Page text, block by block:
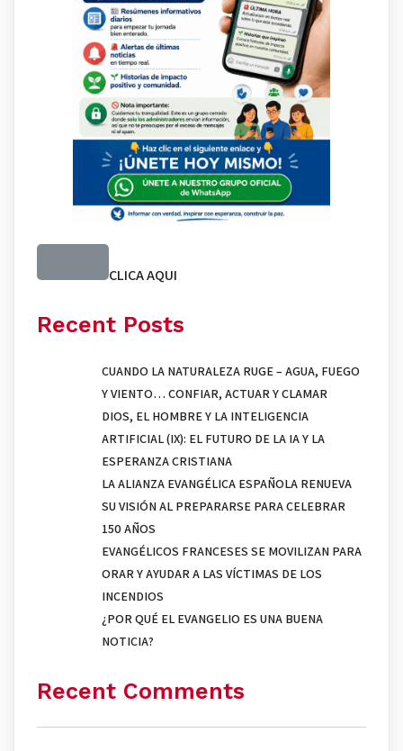
CLICA AQUI
Recent Posts
CUANDO LA NATURALEZA RUGE – AGUA, FUEGO
Y VIENTO… CONFIAR, ACTUAR Y CLAMAR
DIOS, EL HOMBRE Y LA INTELIGENCIA
ARTIFICIAL (IX): EL FUTURO DE LA IA Y LA
ESPERANZA CRISTIANA
LA ALIANZA EVANGÉLICA ESPAÑOLA RENUEVA
SU VISIÓN AL PREPARARSE PARA CELEBRAR
150 AÑOS
EVANGÉLICOS FRANCESES SE MOVILIZAN PARA
ORAR Y AYUDAR A LAS VÍCTIMAS DE LOS
INCENDIOS
¿POR QUÉ EL EVANGELIO ES UNA BUENA
NOTICIA?
Recent Comments